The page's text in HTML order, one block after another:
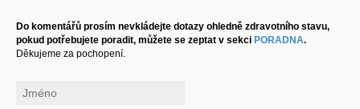
Do komentářů prosím nevkládejte dotazy ohledně zdravotního stavu,
pokud potřebujete poradit, můžete se zeptat v sekci PORADNA.
Děkujeme za pochopení.